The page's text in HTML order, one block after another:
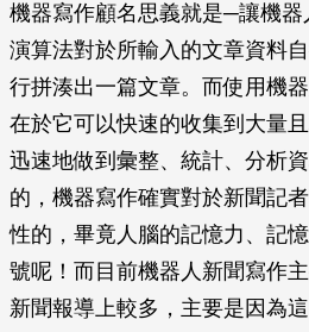
機器寫作顧名思義就是─讓機器
演算法對於所輸入的文章資料
行拼湊出一篇文章。而使用機
在於它可以快速的收集到大量
迅速地做到彙整、統計、分析
的，機器寫作確實對於新聞記
性的，畢竟人腦的記憶力、記
號呢！而目前機器人新聞寫作
新聞報導上較多，主要是因為